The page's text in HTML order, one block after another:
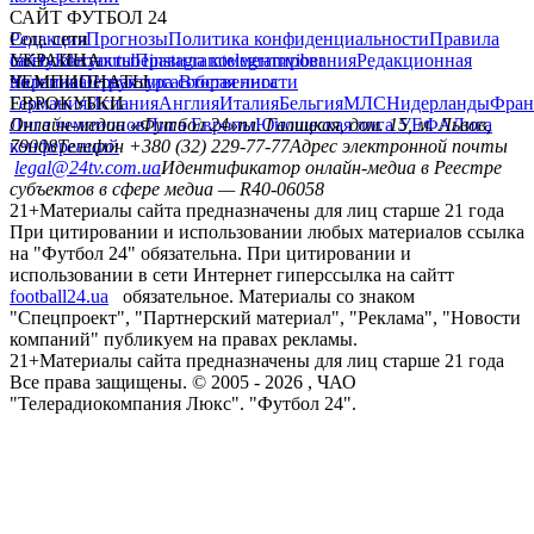
САЙТ ФУТБОЛ 24
РедакцияПрогнозыПолитика конфиденциальностиПравила
сайтуКонтактыПравила комментированияРедакционная
политикаСтруктура собственности
Соц. сети
facebookxyoutubeinstagramtelegramviber
УКРАИНА
УкраинаПервая лигаВторая лига
ЧЕМПИОНАТЫ
ГерманияИспанияАнглияИталияБельгияМЛСНидерланды
ЕВРОКУБКИ
Лига чемпионовЛига ЕвропыЮношеская лига УЕФАЛига
конференций
Онлайн-медиа «Футбол 24»пл. Галицкая, дом. 15, м. Львов,
79008Телефон +380 (32) 229-77-77Адрес электронной почты
legal@24tv.com.uaИдентификатор онлайн-медиа в Реестре
субъектов в сфере медиа — R40-06058
21+Материалы сайта предназначены для лиц старше 21 года
При цитировании и использовании любых материалов ссылка
на "Футбол 24" обязательна. При цитировании и
использовании в сети Интернет гиперссылка на сайтт
football24.ua
обязательное. Материалы со знаком
"Спецпроект", "Партнерский материал", "Реклама", "Новости
компаний" публикуем на правах рекламы.
21+Материалы сайта предназначены для лиц старше 21 года
Все права защищены. © 2005 - 2026 , ЧАО
"Телерадиокомпания Люкс". "Футбол 24".